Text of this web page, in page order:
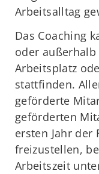
Arbeitsalltag
Das Coaching
oder
Arbeitsplatz
stattfinden.
geförderte
geförderten
ersten Jahr der
freizustellen,
Arbeitszeit